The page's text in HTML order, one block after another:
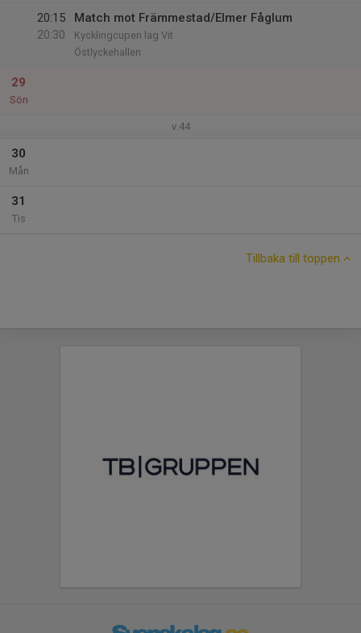
20:15
20:30
Match mot Främmestad/Elmer Fåglum
Kycklingcupen lag Vit
Östlyckehallen
29
Sön
v.44
30
Mån
31
Tis
Tillbaka till toppen